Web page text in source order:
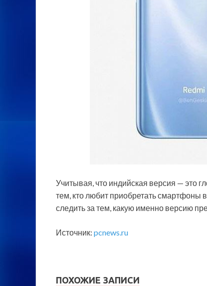
Учитывая, что индийская версия — это
тем, кто любит приобретать смартфоны
следить за тем, какую именно версию
Источник: pcnews.ru
ПОХОЖИЕ ЗАПИСИ